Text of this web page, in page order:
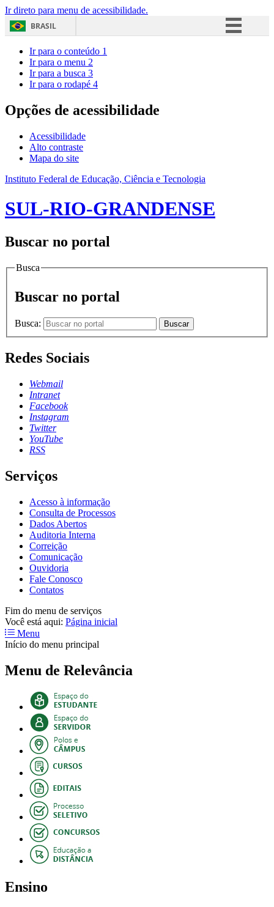
Ir direto para menu de acessibilidade.
BRASIL
Acesso à informação
Ir para o conteúdo 1
Ir para o menu 2
Ir para a busca 3
Ir para o rodapé 4
Opções de acessibilidade
Acessibilidade
Alto contraste
Mapa do site
Instituto Federal de Educação, Ciência e Tecnologia
SUL-RIO-GRANDENSE
Buscar no portal
Busca
Buscar no portal
Busca: Buscar
Redes Sociais
Webmail
Intranet
Facebook
Instagram
Twitter
YouTube
RSS
Serviços
Acesso à informação
Consulta de Processos
Dados Abertos
Auditoria Interna
Correição
Comunicação
Ouvidoria
Fale Conosco
Contatos
Fim do menu de serviços
Você está aqui: Página inicial
Menu
Início do menu principal
Menu de Relevância
Ensino